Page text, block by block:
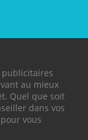
publicitaires
au mieux
Quel que soit
dans vos
vous